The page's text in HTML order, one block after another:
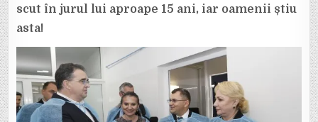
FOCȘANI:
„PSD
VRÂNCENILOR”
scut în jurul lui aproape 15 ani, iar oamenii știu
asta!